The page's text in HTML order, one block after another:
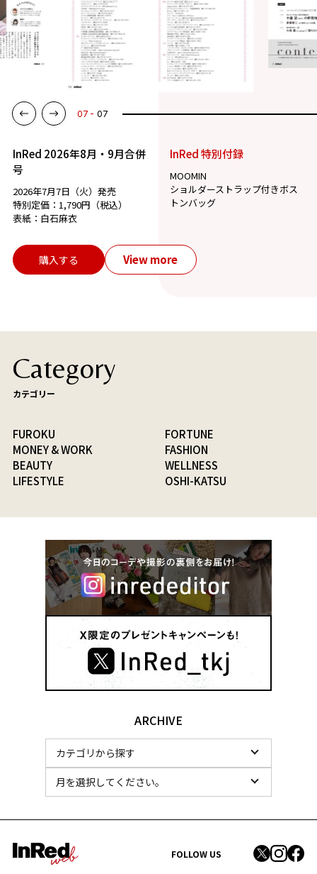
07 07
InRed 2026年8月・9月合併
号
2026年7月7日（火）発売
特別定価：1,790円（税込）
表紙：白石麻衣
InRed 特別付録
MOOMIN
ショルダーストラップ付きボス
トンバッグ
購入する View more
Category
カテゴリー
FUROKU
FORTUNE
MONEY & WORK
FASHION
BEAUTY
WELLNESS
LIFESTYLE
OSHI-KATSU
ARCHIVE
FOLLOW US